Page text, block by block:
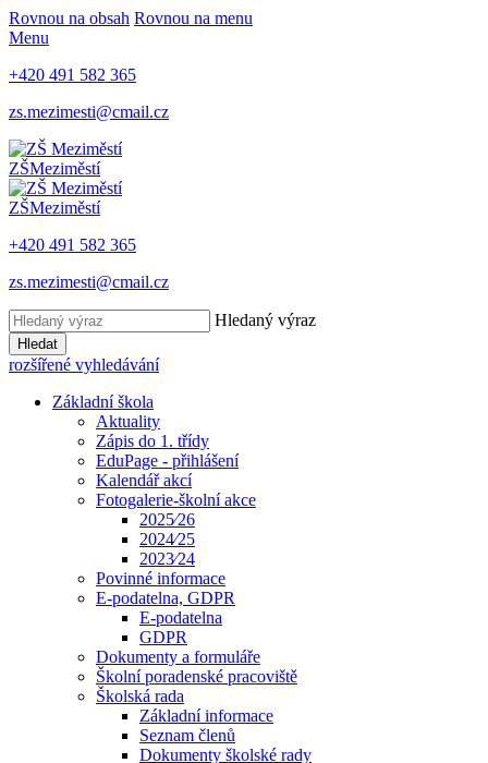
Rovnou na obsah Rovnou na menu
Menu
+420 491 582 365
zs.mezimesti@cmail.cz
ZŠMeziměstí
ZŠMeziměstí
+420 491 582 365
zs.mezimesti@cmail.cz
Hledaný výraz
Hledat
rozšířené vyhledávání
Základní škola
Aktuality
Zápis do 1. třídy
EduPage - přihlášení
Kalendář akcí
Fotogalerie-školní akce
2025⁄26
2024⁄25
2023⁄24
Povinné informace
E-podatelna, GDPR
E-podatelna
GDPR
Dokumenty a formuláře
Školní poradenské pracoviště
Školská rada
Základní informace
Seznam členů
Dokumenty školské rady